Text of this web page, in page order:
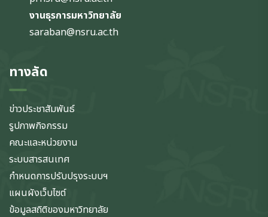
งานธุรการมหาวิทยาลัย
saraban@nsru.ac.th
ทางลัด
ข่าวประชาสัมพันธ์
รูปภาพกิจกรรม
คณะและหน่วยงาน
ระบบสารสนเทศ
กำหนดการปรับปรุงระบบฯ
แผนผังเว็บไซต์
ข้อมูลสถิติของมหาวิทยาลัย